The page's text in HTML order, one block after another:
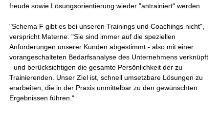
freude sowie Lösungsorientierung wieder "antrainiert" werden.
"Schema F gibt es bei unseren Trainings und Coachings nicht",
verspricht Materne. "Sie sind immer auf die speziellen
Anforderungen unserer Kunden abgestimmt - also mit einer
vorangeschalteten Bedarfsanalyse des Unternehmens verknüpft
- und berücksichtigen die gesamte Persönlichkeit der zu
Trainierenden. Unser Ziel ist, schnell umsetzbare Lösungen zu
erarbeiten, die in der Praxis unmittelbar zu den gewünschten
Ergebnissen führen."